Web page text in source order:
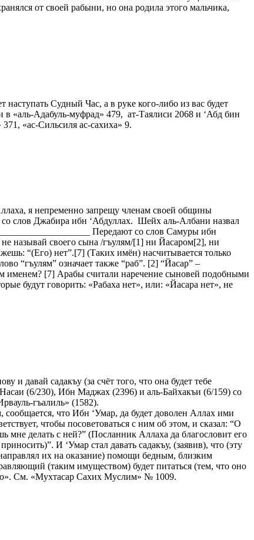
от своей рабыни, но она родила этого мальчика,
Судный Час, а в руке кого-либо из вас будет
в «аль-Адабуль-муфрад» 479, ат-Таялиси 2068 и ‘Абд бин
«ас-Сильсиля ас-сахиха» 9.
я непременно запрещу членам своей общины
слов Джабира ибн ‘Абдуллах. Шейх аль-Албани назвал
Передают со слов Самуры ибн
называй своего сына /гъулям/[1] ни Йасаром[2], ни
“(Его) нет”.[7] (Таких имён) насчитывается только
“гъулям” означает также “раб”. [2] “Йасар” –
именем? [7] Арабы считали наречение сыновей подобными
будут говорить: «Рабаха нет», или: «Йасара нет», не
и давай садакъу (за счёт того, что она будет тебе
(6/230), Ибн Маджах (2396) и аль-Байхакъи (6/159) со
гъалиль» (1582).
что Ибн ‘Умар, да будет доволен Аллах ими
чтобы посоветоваться с ним об этом, и сказал: “О
делать с ней?” (Посланник Аллаха да благословит его
И ‘Умар стал давать садакъу, (заявив), что (эту
их на оказание) помощи бедным, близким
(таким имуществом) будет питаться (тем, что оно
См. «Мухтасар Сахих Муслим» № 1009.